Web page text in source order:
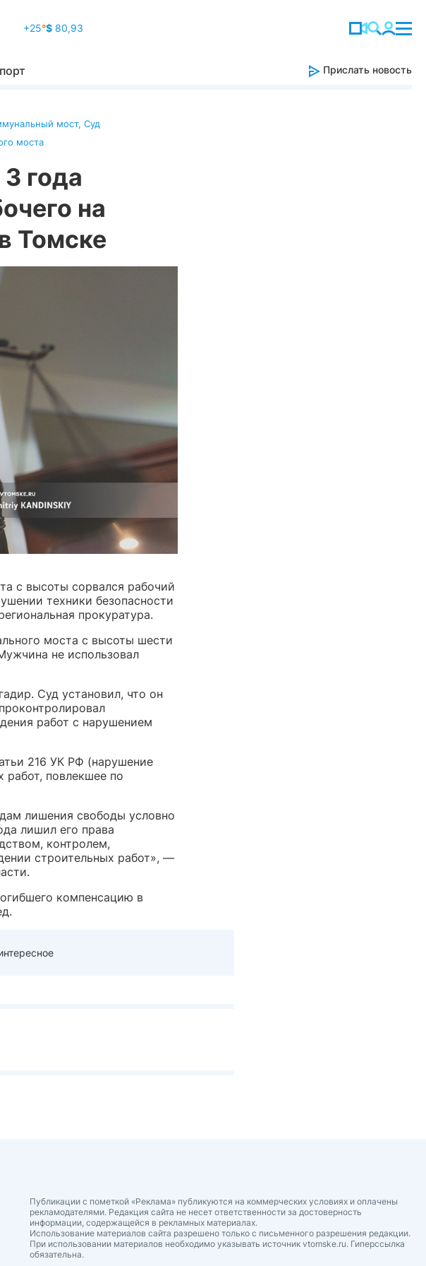
+25°$80,93
Прислать новость
мост, Суд
моста
года
на
Томске
с высоты сорвался рабочий
техники безопасности
прокуратура.
моста с высоты шести
не использовал
Суд установил, что он
работ с нарушением
216 УК РФ (нарушение
работ, повлекшее по
лишения свободы условно
лишил его права
контролем,
строительных работ», —
компенсацию в
Публикации с пометкой «Реклама» публикуются на коммерческих условиях и оплачены
рекламодателями. Редакция сайта не несет ответственности за достоверность
информации, содержащейся в рекламных материалах.
Использование материалов сайта разрешено только с письменного разрешения редакции.
При использовании материалов необходимо указывать источник vtomske.ru. Гиперссылка
обязательна.